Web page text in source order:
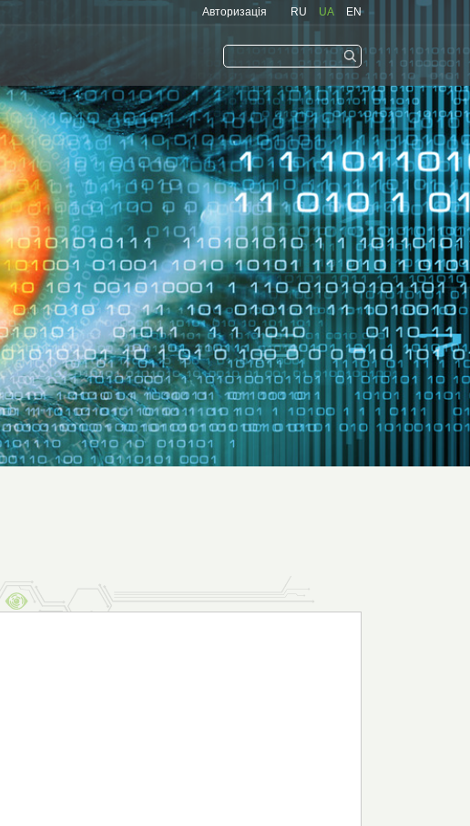
Авторизація
Запам'ятати
мене
RU UA EN